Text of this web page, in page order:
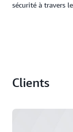
sécurité à travers
Clients